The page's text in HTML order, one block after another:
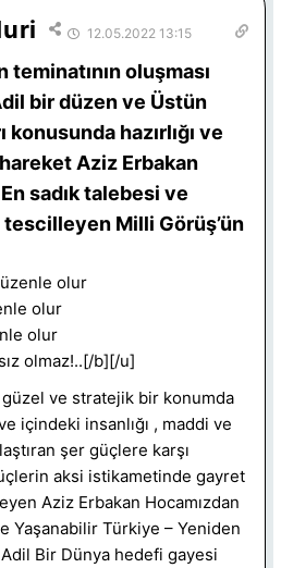
12.05.2022 13:15
oluşması
bir düzen ve Üstün
hazırlığı ve
Aziz Erbakan
sadık talebesi ve
Milli Görüş’ün
olur
olur
olur
olmaz!..[/b][/u]
ve stratejik bir konumda
içindeki insanlığı , maddi ve
şer güçlere karşı
aksi istikametinde gayret
Aziz Erbakan Hocamızdan
Yaşanabilir Türkiye – Yeniden
Bir Dünya hedefi gayesi